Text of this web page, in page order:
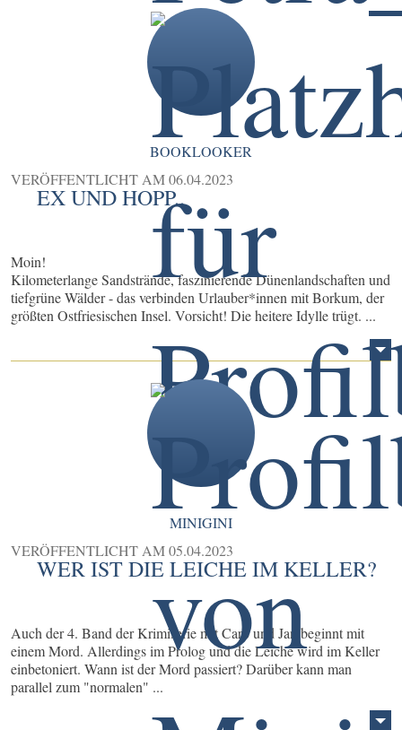
BOOKLOOKER
VERÖFFENTLICHT AM06.04.2023
EX UND HOPP..
Moin!
Kilometerlange Sandstrände, faszinierende Dünenlandschaften und
tiefgrüne Wälder - das verbinden Urlauber*innen mit Borkum, der
größten Ostfriesischen Insel. Vorsicht! Die heitere Idylle trügt. ...
MINIGINI
VERÖFFENTLICHT AM05.04.2023
WER IST DIE LEICHE IM KELLER?
Auch der 4. Band der Krimiserie mit Caro und Jan beginnt mit
einem Mord. Allerdings im Prolog und die Leiche wird im Keller
einbetoniert. Wann ist der Mord passiert? Darüber kann man
parallel zum "normalen" ...